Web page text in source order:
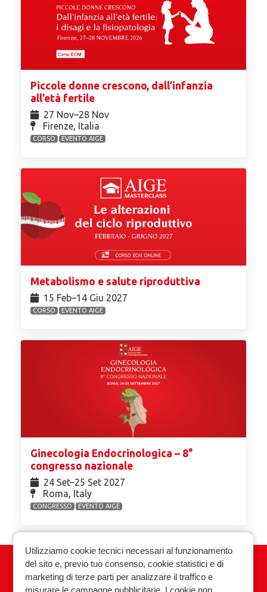
Piccole donne crescono, dall’infanzia
all’età fertile
27 Nov⁠–28 Nov
Firenze, Italia
CORSO EVENTO AIGE
Metabolismo e salute riproduttiva
15 Feb⁠–14 Giu 2027
CORSO EVENTO AIGE
Ginecologia Endocrinologica – 8°
congresso nazionale
24 Set⁠–25 Set 2027
Roma, Italy
CONGRESSO EVENTO AIGE
Associazione Italiana Ginecologia
Endocrinologica
Utilizziamo cookie tecnici necessari al funzionamento
del sito e, previo tuo consenso, cookie statistici e di
marketing di terze parti per analizzare il traffico e
misurare le campagne pubblicitarie. I cookie non